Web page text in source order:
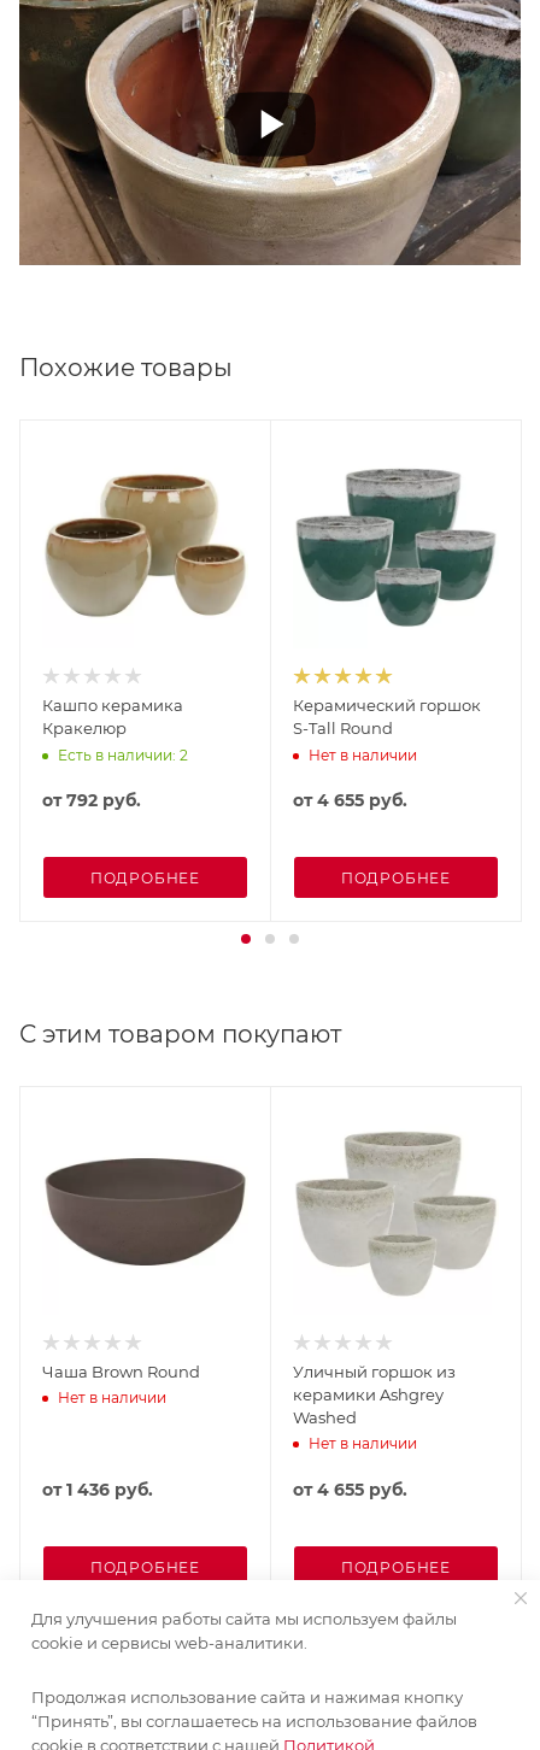
Похожие товары
Кашпо керамика
Кракелюр
Есть в наличии: 2
от792 руб.
ПОДРОБНЕЕ
Керамический горшок
S-Tall Round
Нет в наличии
от4 655 руб.
ПОДРОБНЕЕ
С этим товаром покупают
Чаша Brown Round
Нет в наличии
от1 436 руб.
ПОДРОБНЕЕ
Уличный горшок из
керамики Ashgrey
Washed
Нет в наличии
от4 655 руб.
ПОДРОБНЕЕ
Для улучшения работы сайта мы используем файлы
cookie и сервисы web-аналитики.
Продолжая использование сайта и нажимая кнопку
“Принять”, вы соглашаетесь на использование файлов
cookie в соответствии с нашей Политикой